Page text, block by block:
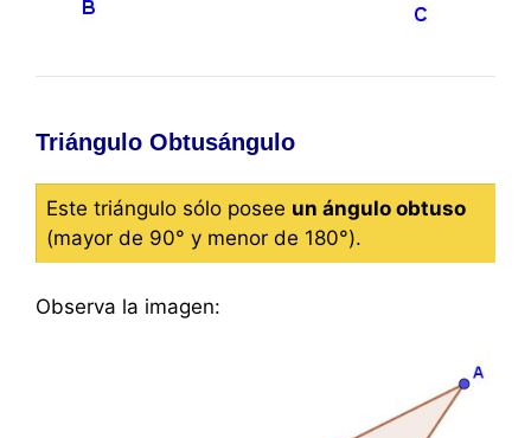
Triángulo Obtusángulo
Este triángulo sólo posee un ángulo obtuso
(mayor de 90° y menor de 180°).
Observa la imagen: